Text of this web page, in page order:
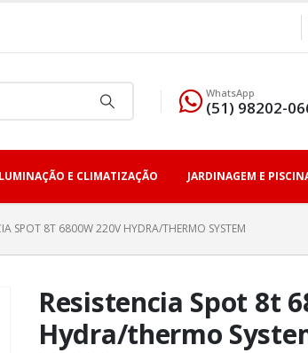
WhatsApp
(51) 98202-
E CLIMATIZAÇÃO JARDINAGEM E
SPOT 8T 6800W 220V HYDRA/THERMO SYSTEM
Resistencia Spot 8t
Hydra/thermo